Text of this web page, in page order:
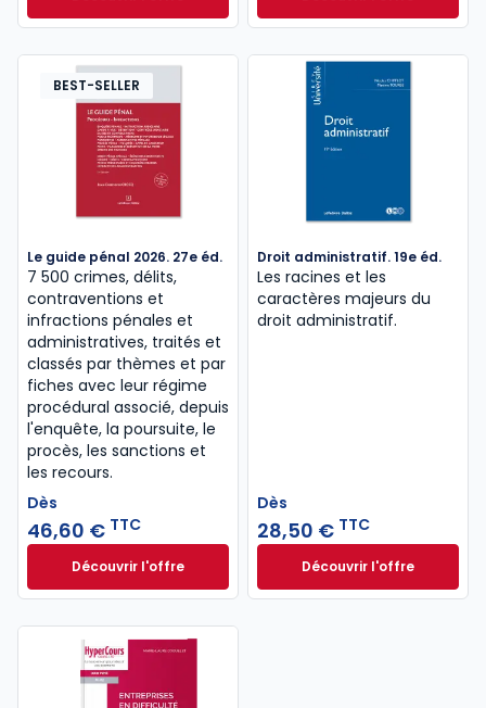
pensés pour un usage quotidien à l’université.
Cette page vous guide dans le choix et l’utilisation
des meilleurs livres
universitaires de droit, pour
vous accompagner efficacement
tout au long de vos études juridiques.
Dès Dès
BEST-SELLER
Le guide pénal 2026. 27e éd.
7 500 crimes, délits,
contraventions et
infractions pénales et
administratives, traités et
classés par thèmes et par
fiches avec leur régime
procédural associé, depuis
l'enquête, la poursuite, le
procès, les sanctions et
les recours.
Dès
46,60 € TTC
Découvrir l'offreLe guide pénal 2026. 27e éd. à partir de
Dès
Droit administratif. 19e éd.
Les racines et les
caractères majeurs du
droit administratif.
Dès
28,50 € TTC
Découvrir l'offre
Droit
Dès